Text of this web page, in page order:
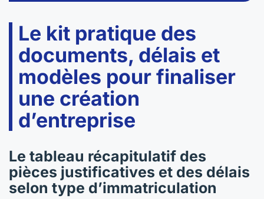
Le kit pratique des
documents, délais et
modèles pour finaliser
une création
d’entreprise
Le tableau récapitulatif des
pièces justificatives et des délais
selon type d’immatriculation